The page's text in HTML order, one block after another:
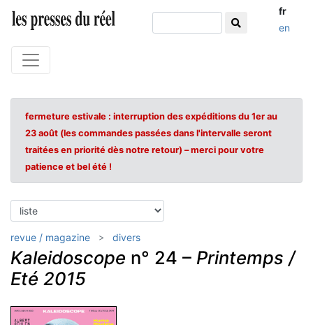
fr
en
fermeture estivale : interruption des expéditions du 1er au
23 août (les commandes passées dans l'intervalle seront
traitées en priorité dès notre retour) – merci pour votre
patience et bel été !
revue / magazine divers
Kaleidoscope n° 24 – Printemps /
Eté 2015